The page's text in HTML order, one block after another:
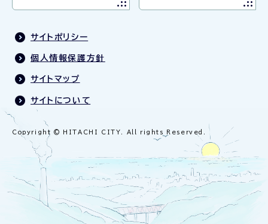
サイトポリシー
個人情報保護方針
サイトマップ
サイトについて
Copyright © HITACHI CITY. All rights Reserved.